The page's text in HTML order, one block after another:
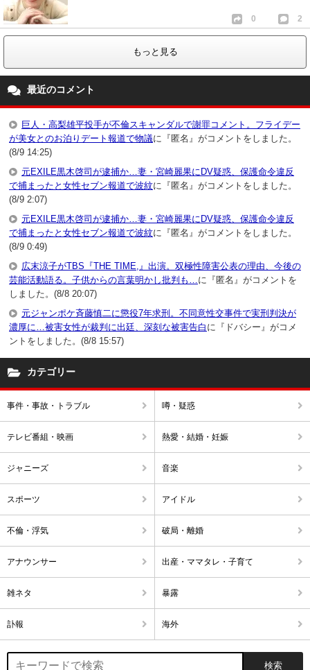
0 2
もっと見る
最近のコメント
巨人・高梨雄平投手が不倫スキャンダルで謝罪コメント。フライデー
が美女とのお泊りデート報道で物議に『匿名』がコメントをしました。
(8/9 14:25)
元EXILE黒木啓司が逮捕か…妻・宮崎麗果にDV疑惑、保護命令違反
で捕まったと女性セブン報道で波紋に『匿名』がコメントをしました。
(8/9 2:07)
元EXILE黒木啓司が逮捕か…妻・宮崎麗果にDV疑惑、保護命令違反
で捕まったと女性セブン報道で波紋に『匿名』がコメントをしました。
(8/9 0:49)
広末涼子がTBS『THE TIME,』出演。双極性障害公表の理由、今後の
芸能活動語る。子供からの言葉明かし批判も… に『匿名』がコメントを
しました。(8/8 20:07)
元ジャンポケ斉藤慎二に懲役7年求刑。不同意性交事件で実刑判決が
濃厚に…被害女性が裁判に出廷、深刻な被害告白 に『ドバシー』がコメ
ントをしました。(8/8 15:57)
カテゴリー
事件・事故・トラブル 噂・疑惑
テレビ番組・映画 熱愛・結婚・妊娠
ジャニーズ 音楽
スポーツ アイドル
不倫・浮気 破局・離婚
アナウンサー 出産・ママタレ・子育て
雑ネタ 暴露
訃報 海外